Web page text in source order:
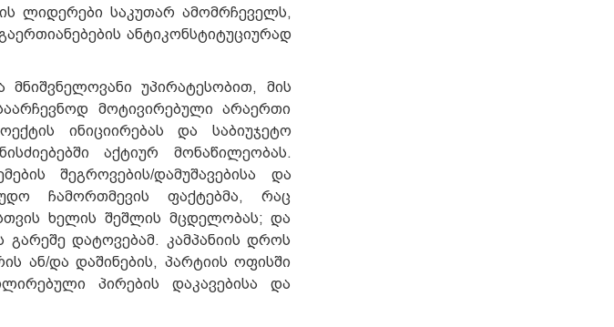
ლიდერები საკუთარ ამომრჩეველს,
ანტიკონსტიტუციურად
მნიშვნელოვანი უპირატესობით, მის
მოტივირებული არაერთი
ინიციირებას და საბიუჯეტო
აქტიურ მონაწილეობას.
შეგროვების/დამუშავებისა და
ჩამორთმევის ფაქტებმა, რაც
ხელის შეშლის მცდელობას; და
გარეშე დატოვებამ. კამპანიის დროს
ან/და დაშინების, პარტიის ოფისში
პირების დაკავებისა და